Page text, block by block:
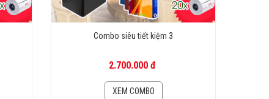
Combo siêu tiết kiệm 3
2.700.000 đ
XEM COMBO